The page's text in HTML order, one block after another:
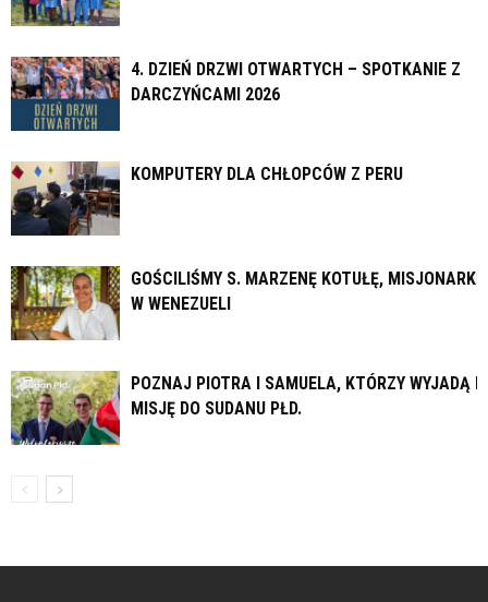
4. DZIEŃ DRZWI OTWARTYCH – SPOTKANIE Z
DARCZYŃCAMI 2026
KOMPUTERY DLA CHŁOPCÓW Z PERU
GOŚCILIŚMY S. MARZENĘ KOTUŁĘ, MISJONARKĘ
W WENEZUELI
POZNAJ PIOTRA I SAMUELA, KTÓRZY WYJADĄ
MISJĘ DO SUDANU PŁD.